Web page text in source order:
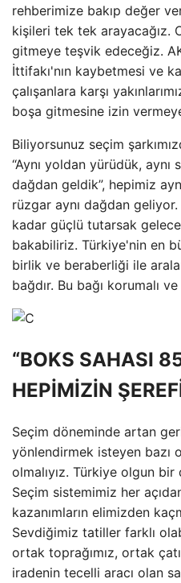
rehberimize bakıp değer
kişileri tek tek arayacağız.
gitmeye teşvik edeceğiz.
İttifakı'nın kaybetmesi ve
çalışanlara karşı
boşa gitmesine izin
Biliyorsunuz seçim
“Aynı yoldan yürüdük, aynı
dağdan geldik”, hepimiz
rüzgar aynı dağdan
kadar güçlü tutarsak
bakabiliriz. Türkiye'nin en
birlik ve beraberliği ile
bağdır. Bu bağı korumalı
“BOKS SAHASI
HEPİMİZİN
Seçim döneminde artan
yönlendirmek isteyen bazı
olmalıyız. Türkiye olgun
Seçim sistemimiz her
kazanımların elimizden
Sevdiğimiz tatiller farklı
ortak toprağımız, ortak
iradenin tecelli aracı olan